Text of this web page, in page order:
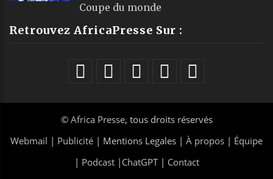
Coupe du monde
Retrouvez AfricaPresse Sur :
© Africa Presse, tous droits réservés
Webmail | Publicité | Mentions Legales | À propos | Équipe
| Podcast| ChatGPT| Contact